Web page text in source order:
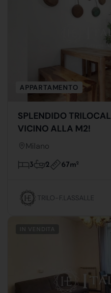
APPARTAMENTO
SPLENDIDO
VICINO ALLA M2!
Milano
3 2 67m2
TRILO-F.LASSALLE
IN VENDITA